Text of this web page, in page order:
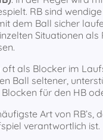
RB sind
dem Ball sicher
Situationen
oft als Blocker im
Ball seltener,
für den HB
Art von RB’s,
verantwortlich ist.